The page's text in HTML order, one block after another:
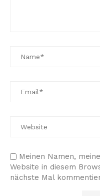
Meinen Namen,
Website in diesem
nächste Mal